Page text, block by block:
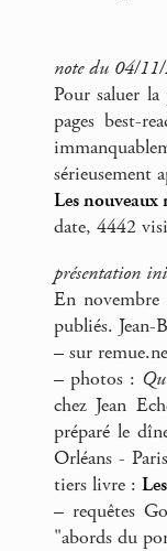
note du 04/
Pour saluer
pages best-
sérieusement
Les nouveaux
date, 4442
présentation
En
publiés.
– sur
– photos :
chez Jean
préparé le
Orléans -
tiers livre :
– requêtes
"abords du